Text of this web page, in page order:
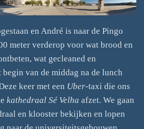
en André is naar de Pingo
meter verderop voor wat brood en
wat gecleaned en
begin van de middag na de lunch
keer met een Uber-taxi die ons
kathedraal Sé Velha afzet. We gaan
en klooster bekijken en lopen